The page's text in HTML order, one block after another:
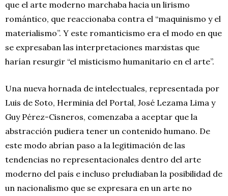
que el arte moderno marchaba hacia un lirismo
romántico, que reaccionaba contra el “maquinismo y el
materialismo”. Y este romanticismo era el modo en que
se expresaban las interpretaciones marxistas que
harían resurgir “el misticismo humanitario en el arte”.
Una nueva hornada de intelectuales, representada por
Luis de Soto, Herminia del Portal, José Lezama Lima y
Guy Pérez-Cisneros, comenzaba a aceptar que la
abstracción pudiera tener un contenido humano. De
este modo abrían paso a la legitimación de las
tendencias no representacionales dentro del arte
moderno del país e incluso preludiaban la posibilidad de
un nacionalismo que se expresara en un arte no